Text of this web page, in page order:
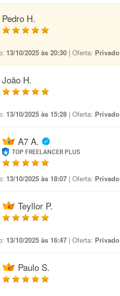
Pedro H.
13/10/2025 às 20:30 | Oferta: Privado
João H.
13/10/2025 às 15:28 | Oferta: Privado
A7 A.
TOP FREELANCER PLUS
13/10/2025 às 18:07 | Oferta: Privado
Teyllor P.
13/10/2025 às 16:47 | Oferta: Privado
Paulo S.